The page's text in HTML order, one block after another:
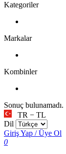
Kategoriler
Markalar
Kombinler
Sonuç bulunamadı.
TR − TL
Dil
Giriş Yap / Üye Ol
0